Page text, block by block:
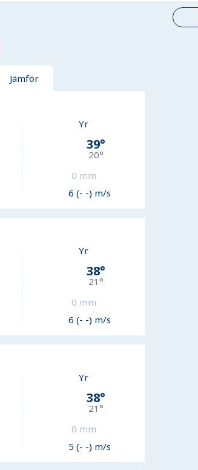
Jämför
Yr
39°
20°
0 mm
6 (- -) m/s
Yr
38°
21 °
0 mm
6 (- -) m/s
Yr
38°
21 °
0 mm
5 (- -) m/s